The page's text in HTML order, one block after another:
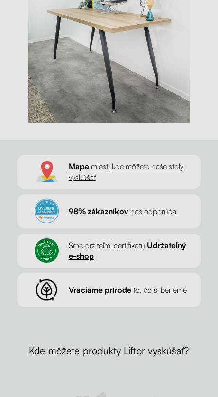
Mapa miest, kde môžete naše stoly
vyskúšať
98% zákazníkovnás odporúča
Sme držiteľmi certifikátu Udržateľný
e-shop
Vraciame prírodeto, čo si berieme
Kde môžete produkty Liftor vyskúšať?